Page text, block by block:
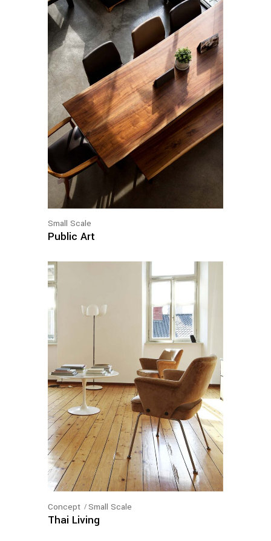
Small Scale
Public Art
Concept Small Scale
Thai Living